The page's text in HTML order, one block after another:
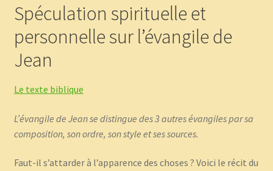
Spéculation spirituelle et
personnelle sur l’évangile de
Jean
Le texte biblique
L’évangile de Jean se distingue des 3 autres évangiles par sa
composition, son ordre, son style et ses sources.
Faut-il s’attarder à l’apparence des choses ? Voici le récit du